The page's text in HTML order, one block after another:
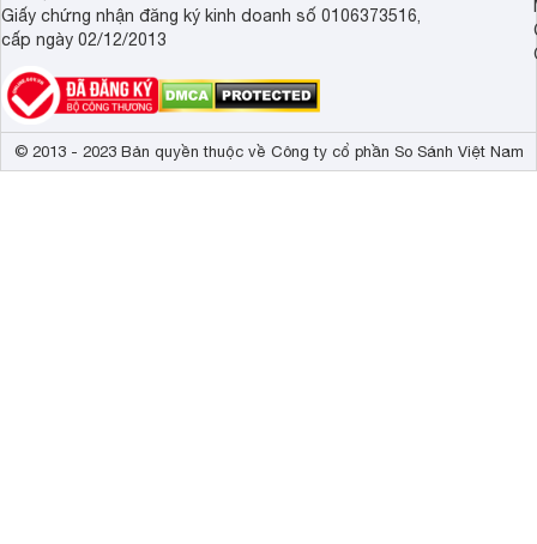
Giấy chứng nhận đăng ký kinh doanh số 0106373516,
cấp ngày 02/12/2013
© 2013 - 2023 Bản quyền thuộc về Công ty cổ phần So Sánh Việt Nam